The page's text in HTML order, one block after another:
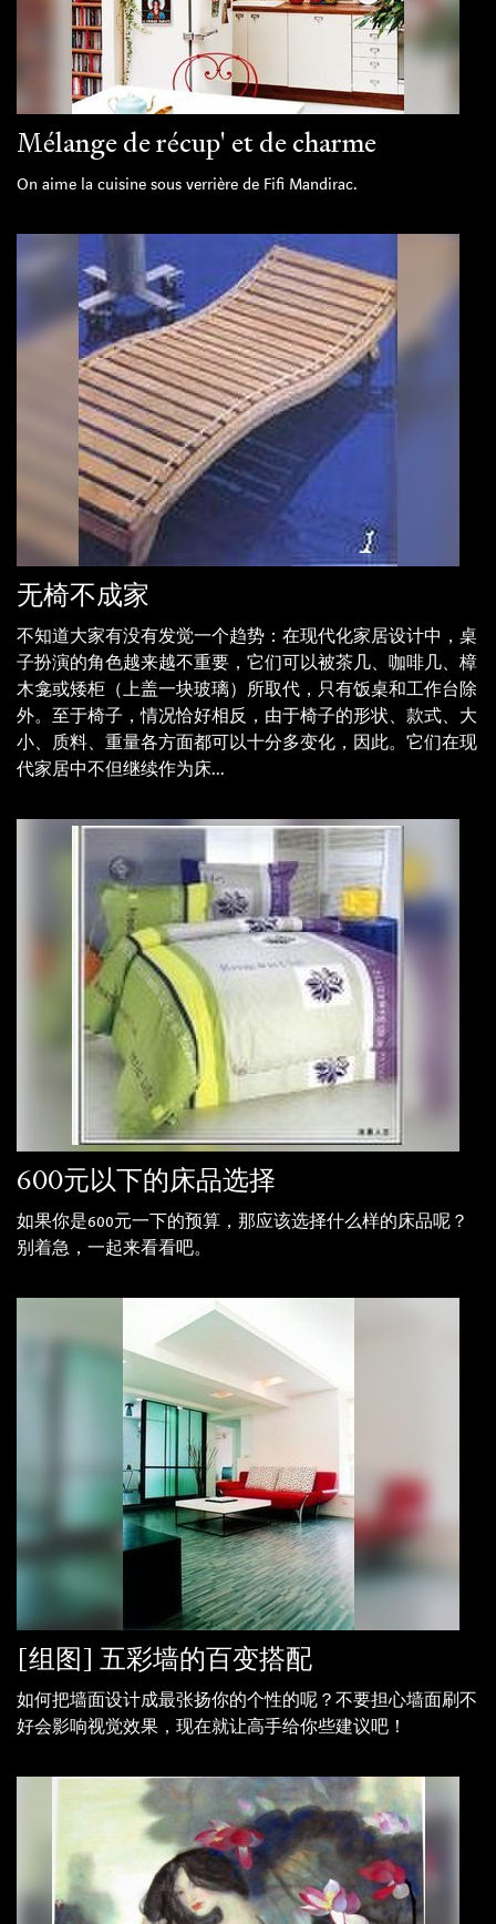
Mélange de récup' et de charme
On aime la cuisine sous verrière de Fifi Mandirac.
无椅不成家
不知道大家有没有发觉一个趋势：在现代化家居设计中，桌
子扮演的角色越来越不重要，它们可以被茶几、咖啡几、樟
木龛或矮柜（上盖一块玻璃）所取代，只有饭桌和工作台除
外。至于椅子，情况恰好相反，由于椅子的形状、款式、大
小、质料、重量各方面都可以十分多变化，因此。它们在现
代家居中不但继续作为床...
600元以下的床品选择
如果你是600元一下的预算，那应该选择什么样的床品呢？
别着急，一起来看看吧。
[组图] 五彩墙的百变搭配
如何把墙面设计成最张扬你的个性的呢？不要担心墙面刷不
好会影响视觉效果，现在就让高手给你些建议吧！